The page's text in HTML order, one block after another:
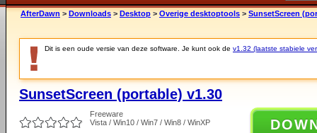
AfterDawn > Downloads > Desktop > Overige desktoptools > SunsetScreen
Dit is een oude versie van deze software. Je kunt ook de v1.32 (laatste stabiele
SunsetScreen (portable) v1.30
Freeware
Vista / Win10 / Win7 / Win8 / WinXP